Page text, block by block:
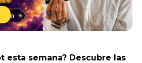
esta semana? Descubre las